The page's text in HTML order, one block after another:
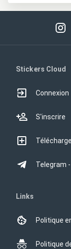
Stickers Cloud
Connexion
S'inscrire
Telegram
Links
Politique
Politique